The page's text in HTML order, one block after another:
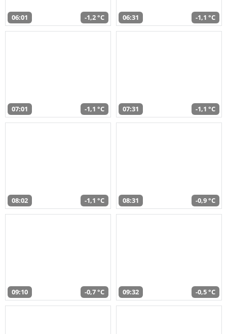
06:01 -1,2 °C 06:31 -1,1 °C
07:01 -1,1 °C 07:31 -1,1 °C
08:02 -1,1 °C 08:31 -0,9 °C
09:10 -0,7 °C 09:32 -0,5 °C